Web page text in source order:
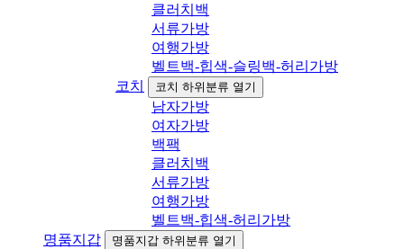
클러치백
서류가방
여행가방
벨트백-힙색-슬링백-허리가방
코치
코치 하위분류 열기
남자가방
여자가방
백팩
클러치백
서류가방
여행가방
벨트백-힙색-허리가방
명품지갑
명품지갑 하위분류 열기